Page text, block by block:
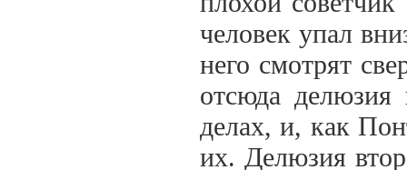
человек упал
него смотрят
отсюда делюзия
делах, и, как
их. Делюзия